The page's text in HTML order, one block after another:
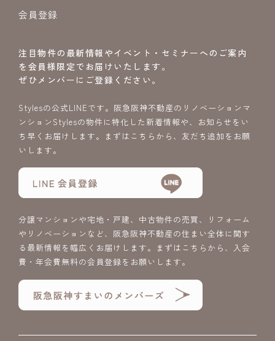
会員登録
注目物件の最新情報やイベント・セミナーへのご案内
を会員様限定でお届けいたします。
ぜひメンバーにご登録ください。
Stylesの公式LINEです。阪急阪神不動産のリノベーションマ
ンションStylesの物件に特化した新着情報や、お知らせをい
ち早くお届けします。まずはこちらから、友だち追加をお願
いします。
分譲マンションや宅地・戸建、中古物件の売買、リフォーム
やリノベーションなど、阪急阪神不動産の住まい全体に関す
る最新情報を幅広くお届けします。まずはこちらから、入会
費・年会費無料の会員登録をお願いします。